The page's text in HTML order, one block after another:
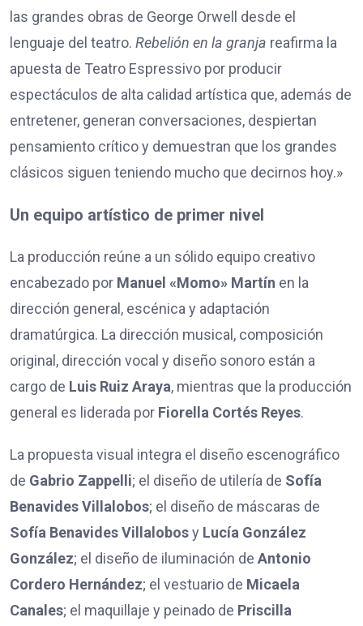
las grandes obras de George Orwell desde el
lenguaje del teatro. Rebelión en la granja reafirma la
apuesta de Teatro Espressivo por producir
espectáculos de alta calidad artística que, además de
entretener, generan conversaciones, despiertan
pensamiento crítico y demuestran que los grandes
clásicos siguen teniendo mucho que decirnos hoy.»
Un equipo artístico de primer nivel
La producción reúne a un sólido equipo creativo
encabezado por Manuel «Momo» Martín en la
dirección general, escénica y adaptación
dramatúrgica. La dirección musical, composición
original, dirección vocal y diseño sonoro están a
cargo de Luis Ruiz Araya, mientras que la producción
general es liderada por Fiorella Cortés Reyes.
La propuesta visual integra el diseño escenográfico
de Gabrio Zappelli; el diseño de utilería de Sofía
Benavides Villalobos; el diseño de máscaras de
Sofía Benavides Villalobosy Lucía González
González; el diseño de iluminación de Antonio
Cordero Hernández; el vestuario de Micaela
Canales; el maquillaje y peinado de Priscilla